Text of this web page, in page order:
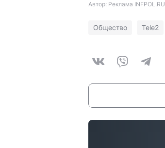
Автор: Реклама INFPOL.RU
Общество Tele2